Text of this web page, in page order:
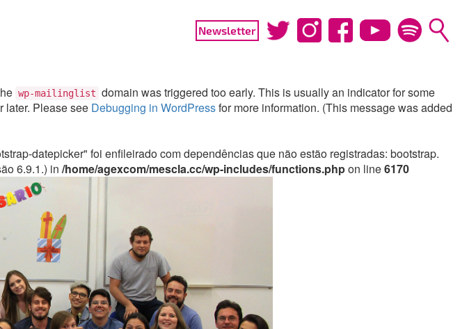
wp-mailinglist domain was triggered too early. This is usually an indicator for some
later. Please see Debugging in WordPressfor more information. (This message was added
datepicker" foi enfileirado com dependências que não estão registradas: bootstrap.
6.9.1.) in /home/agexcom/mescla.cc/wp-includes/functions.phpon line6170
Newsletter